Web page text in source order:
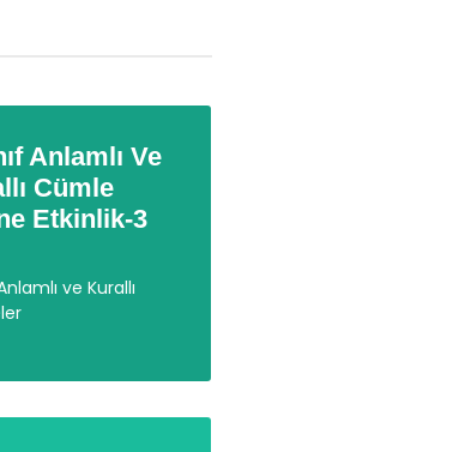
Anlamlı Ve
Cümle
Etkinlik-3
ve Kurallı